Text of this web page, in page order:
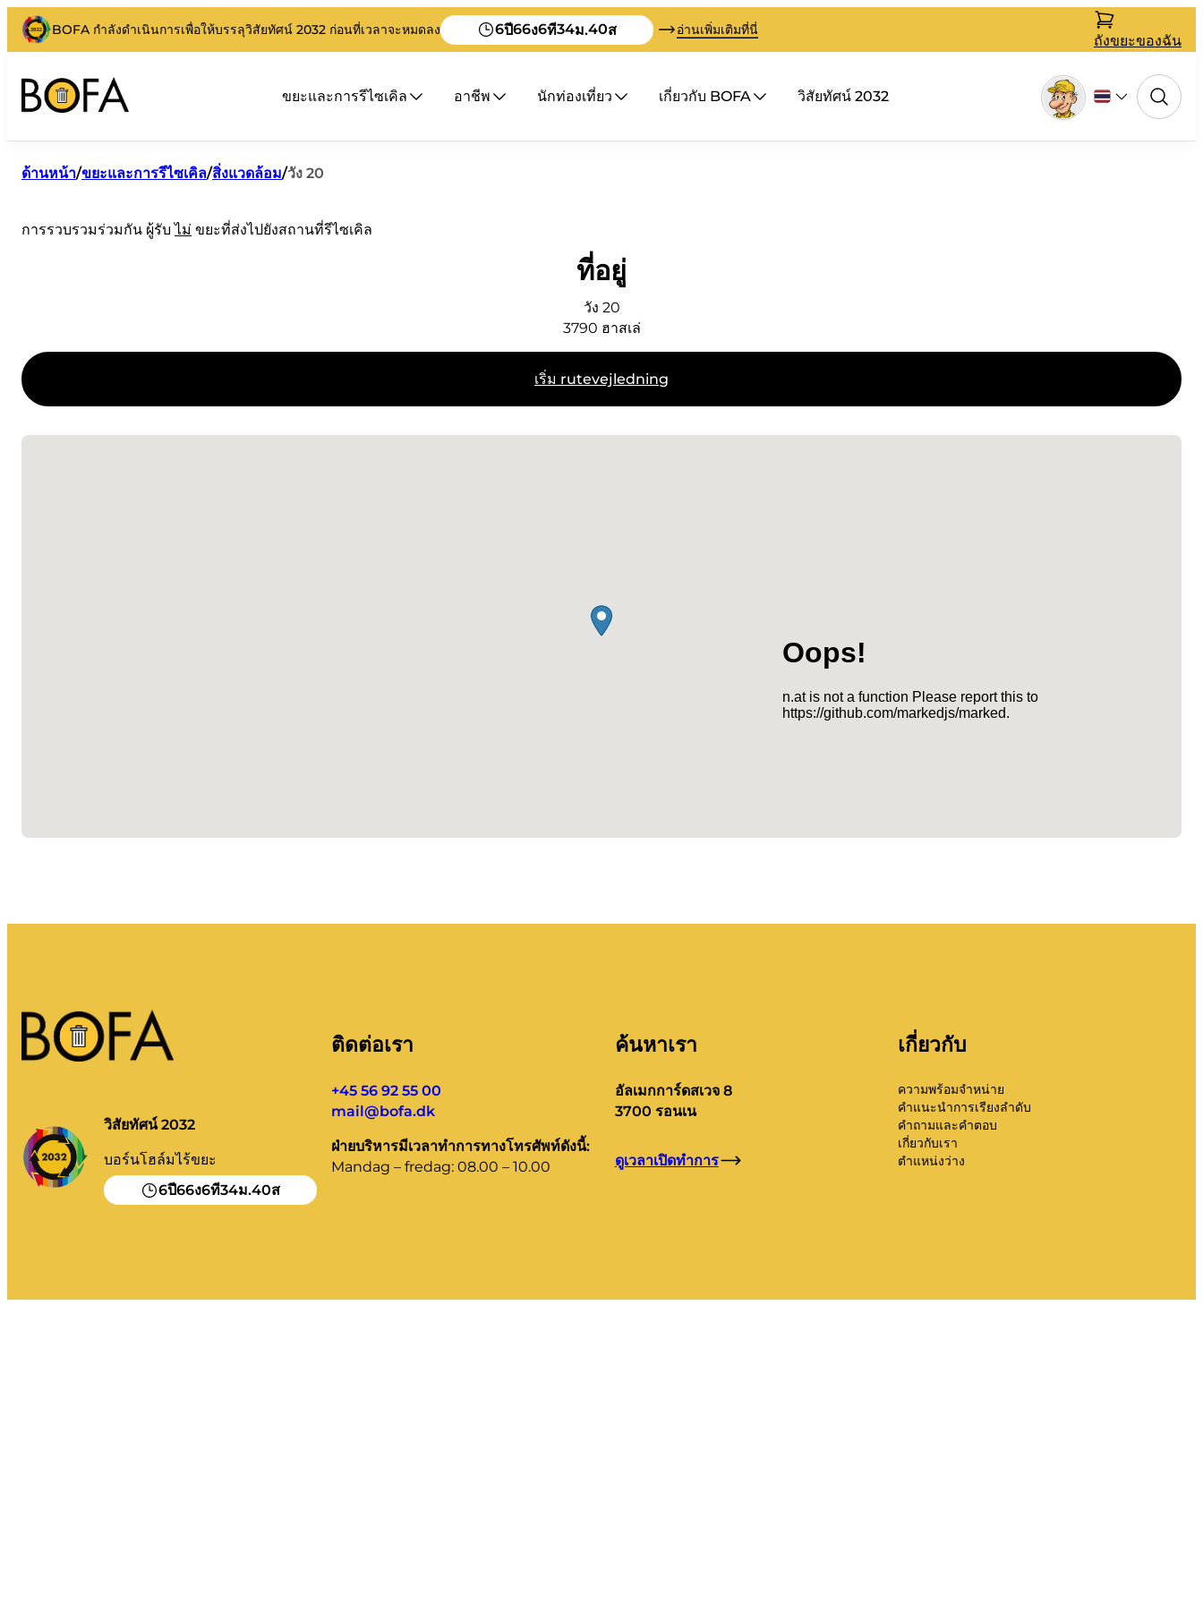
BOFA กำลังดำเนินการเพื่อให้บรรลุวิสัยทัศน์ 2032 ก่อนที่เวลาจะหมดลง 6ปี66ง6ที34ม.40ส อ่านเพิ่มเติมที่นี่
ถังขยะของฉัน
ขยะและการรีไซเคิล อาชีพ นักท่องเที่ยว เกี่ยวกับ BOFA วิสัยทัศน์ 2032
ด้านหน้า/ขยะและการรีไซเคิล/สิ่งแวดล้อม/วัง 20
การรวบรวมร่วมกัน ผู้รับไม่ ขยะที่ส่งไปยังสถานที่รีไซเคิล
ที่อยู่
วัง 20
3790 ฮาสเล่
เริ่ม rutevejledning
วิสัยทัศน์ 2032
บอร์นโฮล์มไร้ขยะ
6ปี66ง6ที34ม.40ส
ติดต่อเรา
+45 56 92 55 00
mail@bofa.dk
ฝ่ายบริหารมีเวลาทำการทางโทรศัพท์ดังนี้:
Mandag – fredag: 08.00 – 10.00
ค้นหาเรา
อัลเมกการ์ดสเวจ 8
3700 รอนเน
ดูเวลาเปิดทำการ
เกี่ยวกับ
ความพร้อมจำหน่าย
คำแนะนำการเรียงลำดับ
คำถามและคำตอบ
เกี่ยวกับเรา
ตำแหน่งว่าง